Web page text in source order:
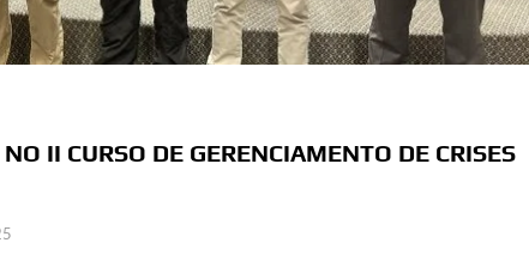
II CURSO DE GERENCIAMENTO DE CRISES